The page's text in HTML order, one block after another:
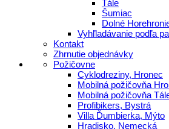
Tále
Šumiac
Dolné
Vyhľladávanie podľa
Kontakt
Zhrnutie objednávky
Požičovne
Cyklodreziny, Hronec
Mobilná požičovňa
Mobilná požičovňa
Profibikers, Bystrá
Villa Ďumbierka, Mýto
Hradisko, Nemecká